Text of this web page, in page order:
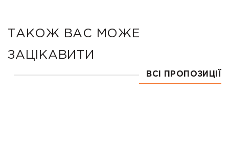
ТАКОЖ ВАС МОЖЕ
ЗАЦІКАВИТИ
ВСІ ПРОПОЗИЦІЇ